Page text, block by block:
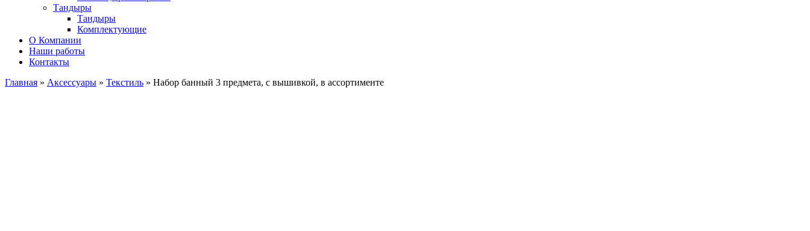
Тандыры
Тандыры
Комплектующие
О Компании
Наши работы
Контакты
Главная » Аксессуары » Текстиль » Набор банный 3 предмета, с вышивкой, в ассортименте